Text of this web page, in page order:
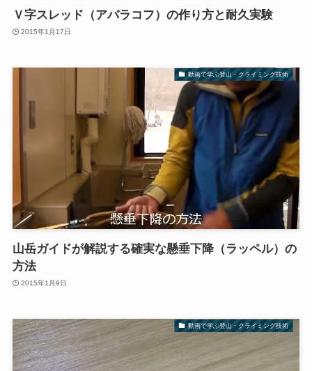
Ｖ字スレッド（アバラコフ）の作り方と耐久実験
2015年1月17日
動画で学ぶ登山・クライミング技術
山岳ガイドが解説する確実な懸垂下降（ラッペル）の
方法
2015年1月9日
動画で学ぶ登山・クライミング技術